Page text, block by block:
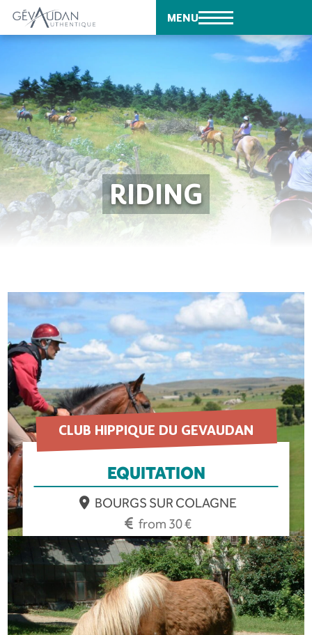
MENU
RIDING
CLUB HIPPIQUE DU GEVAUDAN
EQUITATION
BOURGS SUR COLAGNE
from 30 €
EN SAVOIR PLUS